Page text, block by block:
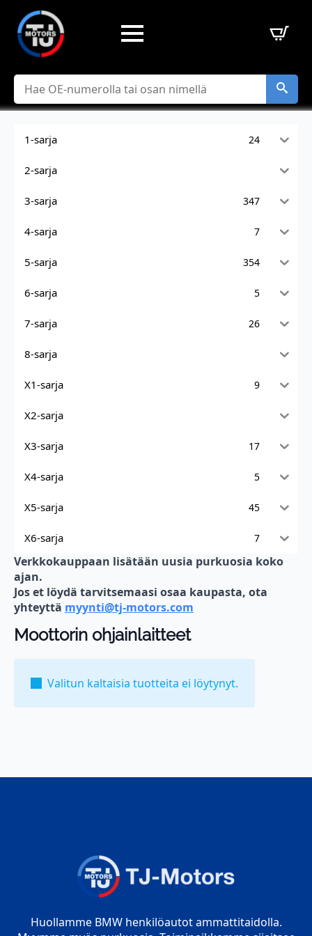
Hae
1-sarja 24
2-sarja
3-sarja 347
4-sarja 7
5-sarja 354
6-sarja 5
7-sarja 26
8-sarja
X1-sarja 9
X2-sarja
X3-sarja 17
X4-sarja 5
X5-sarja 45
X6-sarja 7
Verkkokauppaan lisätään uusia purkuosia koko
ajan.
Jos et löydä tarvitsemaasi osaa kaupasta, ota
yhteyttä myynti@tj-motors.com
Moottorin ohjainlaitteet
Valitun kaltaisia tuotteita ei löytynyt.
Huollamme BMW henkilöautot ammattitaidolla.